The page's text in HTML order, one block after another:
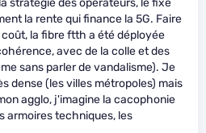
stratégie des opérateurs, le fixe
la rente qui finance la 5G. Faire
la fibre ftth a été déployée
avec de la colle et des
sans parler de vandalisme). Je
dense (les villes métropoles) mais
agglo, j'imagine la cacophonie
armoires techniques, les